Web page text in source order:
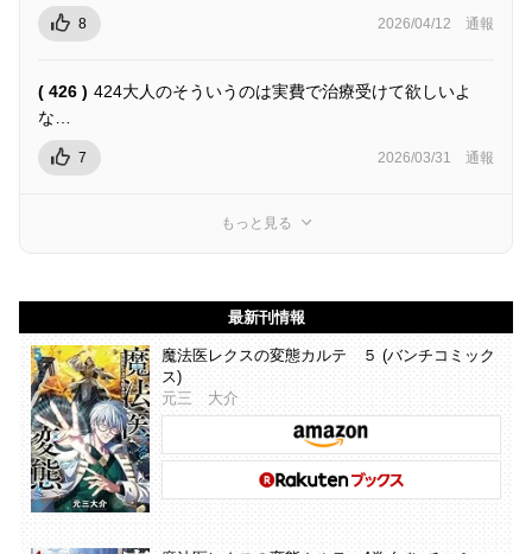
8 2026/04/12 通報
( 426 ) 424大人のそういうのは実費で治療受けて欲しいよ
な…
7 2026/03/31 通報
もっと見る
最新刊情報
魔法医レクスの変態カルテ ５ (バンチコミック
ス)
元三 大介